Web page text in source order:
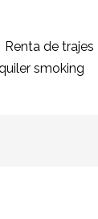
Renta de trajes
smoking